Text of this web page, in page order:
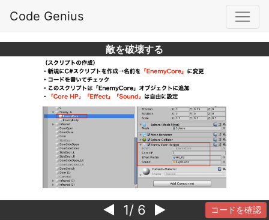
Code Genius
敵を破壊する
1/ 6 コードを確認